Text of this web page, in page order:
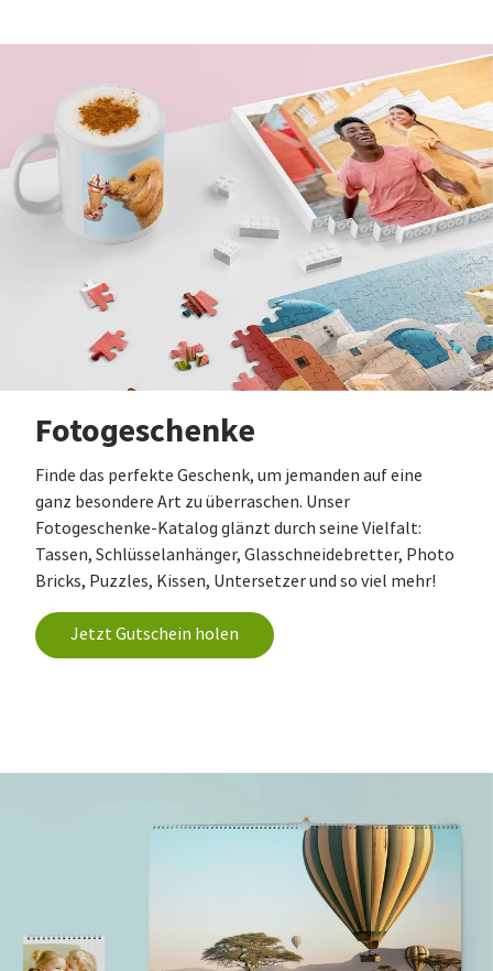
Fotogeschenke
Finde das perfekte Geschenk, um jemanden auf eine
ganz besondere Art zu überraschen. Unser
Fotogeschenke-Katalog glänzt durch seine Vielfalt:
Tassen, Schlüsselanhänger, Glasschneidebretter, Photo
Bricks, Puzzles, Kissen, Untersetzer und so viel mehr!
Jetzt Gutschein holen